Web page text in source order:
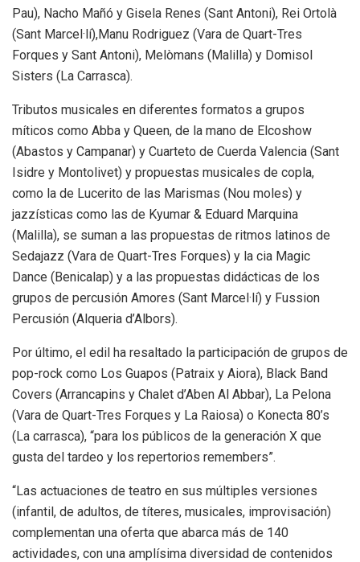
Pau), Nacho Mañó y Gisela Renes (Sant Antoni), Rei Ortolà
(Sant Marcel·lí),Manu Rodriguez (Vara de Quart-Tres
Forques y Sant Antoni), Melòmans (Malilla) y Domisol
Sisters (La Carrasca).
Tributos musicales en diferentes formatos a grupos
míticos como Abba y Queen, de la mano de Elcoshow
(Abastos y Campanar) y Cuarteto de Cuerda Valencia (Sant
Isidre y Montolivet) y propuestas musicales de copla,
como la de Lucerito de las Marismas (Nou moles) y
jazzísticas como las de Kyumar & Eduard Marquina
(Malilla), se suman a las propuestas de ritmos latinos de
Sedajazz (Vara de Quart-Tres Forques) y la cia Magic
Dance (Benicalap) y a las propuestas didácticas de los
grupos de percusión Amores (Sant Marcel·lí) y Fussion
Percusión (Alqueria d’Albors).
Por último, el edil ha resaltado la participación de grupos de
pop-rock como Los Guapos (Patraix y Aiora), Black Band
Covers (Arrancapins y Chalet d’Aben Al Abbar), La Pelona
(Vara de Quart-Tres Forques y La Raiosa) o Konecta 80’s
(La carrasca), “para los públicos de la generación X que
gusta del tardeo y los repertorios remembers”.
“Las actuaciones de teatro en sus múltiples versiones
(infantil, de adultos, de títeres, musicales, improvisación)
complementan una oferta que abarca más de 140
actividades, con una amplísima diversidad de contenidos